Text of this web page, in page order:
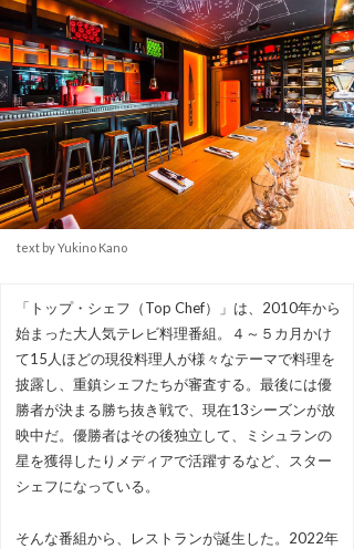
text by Yukino Kano
「トップ・シェフ（Top Chef）」は、2010年から
始まった大人気テレビ料理番組。４～５カ月かけ
て15人ほどの現役料理人が様々なテーマで料理を
披露し、重鎮シェフたちが審査する。最後には優
勝者が決まる勝ち抜き戦で、現在13シーズンが放
映中だ。優勝者はその後独立して、ミシュランの
星を獲得したりメディアで活躍するなど、スター
シェフになっている。
そんな番組から、レストランが誕生した。2022年